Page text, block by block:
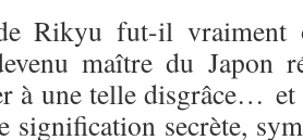
Rikyu fut-il vraiment
maître du Japon
à une telle disgrâce…
signification secrète,